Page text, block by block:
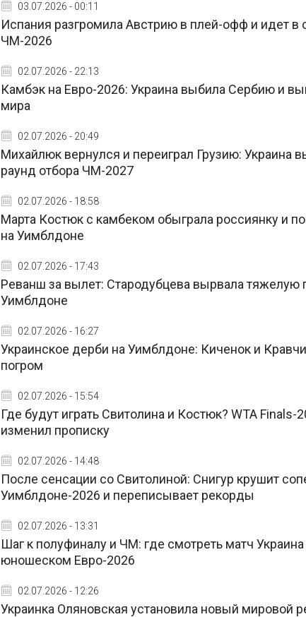
03.07.2026 - 00:11
Испания разгромила Австрию в плей-офф и идет
ЧМ-2026
02.07.2026 - 22:13
Камбэк на Евро-2026: Украина выбила Сербию и
мира
02.07.2026 - 20:49
Михайлюк вернулся и переиграл Грузию: Украина
раунд отбора ЧМ-2027
02.07.2026 - 18:58
Марта Костюк с камбеком обыграла россиянку и
на Уимблдоне
02.07.2026 - 17:43
Реванш за вылет: Стародубцева вырвала тяжелую
Уимблдоне
02.07.2026 - 16:27
Украинское дерби на Уимблдоне: Киченок и
погром
02.07.2026 - 15:54
Где будут играть Свитолина и Костюк? WTA
изменил прописку
02.07.2026 - 14:48
После сенсации со Свитолиной: Снигур крушит
Уимблдоне-2026 и переписывает рекорды
02.07.2026 - 13:31
Шаг к полуфиналу и ЧМ: где смотреть матч
юношеском Евро-2026
02.07.2026 - 12:26
Украинка Оляновская установила новый мировой